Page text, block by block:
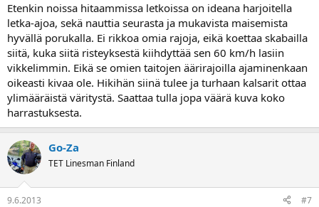
Etenkin noissa hitaammissa letkoissa on ideana harjoitella
letka-ajoa, sekä nauttia seurasta ja mukavista maisemista
hyvällä porukalla. Ei rikkoa omia rajoja, eikä koettaa skabailla
siitä, kuka siitä risteyksestä kiihdyttää sen 60 km/h lasiin
vikkelimmin. Eikä se omien taitojen äärirajoilla ajaminenkaan
oikeasti kivaa ole. Hikihän siinä tulee ja turhaan kalsarit ottaa
ylimääräistä väritystä. Saattaa tulla jopa väärä kuva koko
harrastuksesta.
Go-Za
TET Linesman Finland
9.6.2013 #7